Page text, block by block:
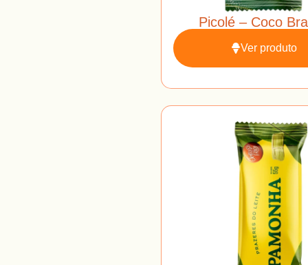
Picolé – Coco
Ver produto